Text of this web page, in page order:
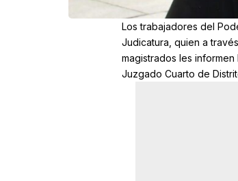
Los trabajadores del
Judicatura, quien a
magistrados les
Juzgado Cuarto de